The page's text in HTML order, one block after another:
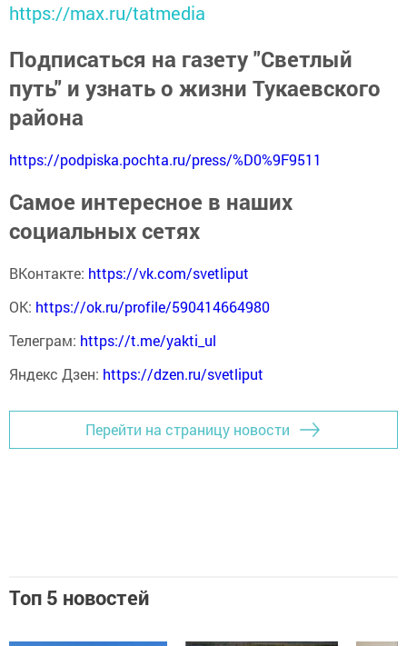
https://max.ru/tatmedia
Подписаться на газету "Светлый
путь" и узнать о жизни Тукаевского
района
https://podpiska.pochta.ru/press/%D0%9F9511
Самое интересное в наших
социальных сетях
ВКонтакте: https://vk.com/svetliput
ОК: https://ok.ru/profile/590414664980
Телеграм: https://t.me/yakti_ul
Яндекс Дзен: https://dzen.ru/svetliput
Перейти на страницу новости
Топ 5 новостей